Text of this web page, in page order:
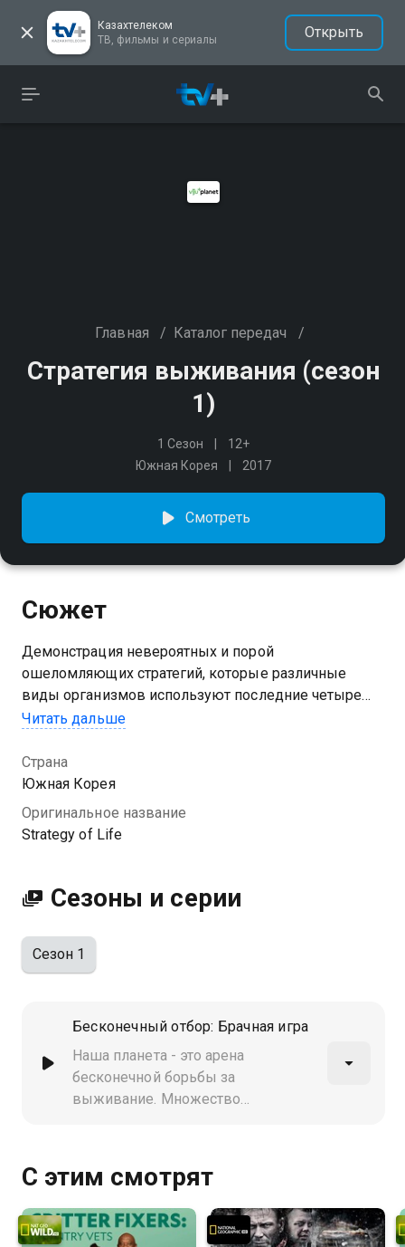
Казахтелеком
ТВ, фильмы и сериалы
Открыть
Главная / Каталог передач /
Стратегия выживания (сезон
1)
1 Сезон
12+
Южная Корея
2017
Смотреть
Сюжет
Демонстрация невероятных и порой
ошеломляющих стратегий, которые различные
виды организмов используют последние четыре
миллиарда лет, чтобы произвести потомство в
Посмотреть онлайн 1 сезон сериала Стратегия
выживания вы можете совершенно бесплатно в
хорошем HD качестве на Казахтелеком
Читать дальше
Страна
Южная Корея
Оригинальное название
Strategy of Life
Сезоны и серии
Сезон 1
Бесконечный отбор: Брачная игра
Наша планета - это арена
бесконечной борьбы за
выживание. Множество
климата, и лишь сильнейшие
смогут победить в этой схватке и
оставить потомство
С этим смотрят